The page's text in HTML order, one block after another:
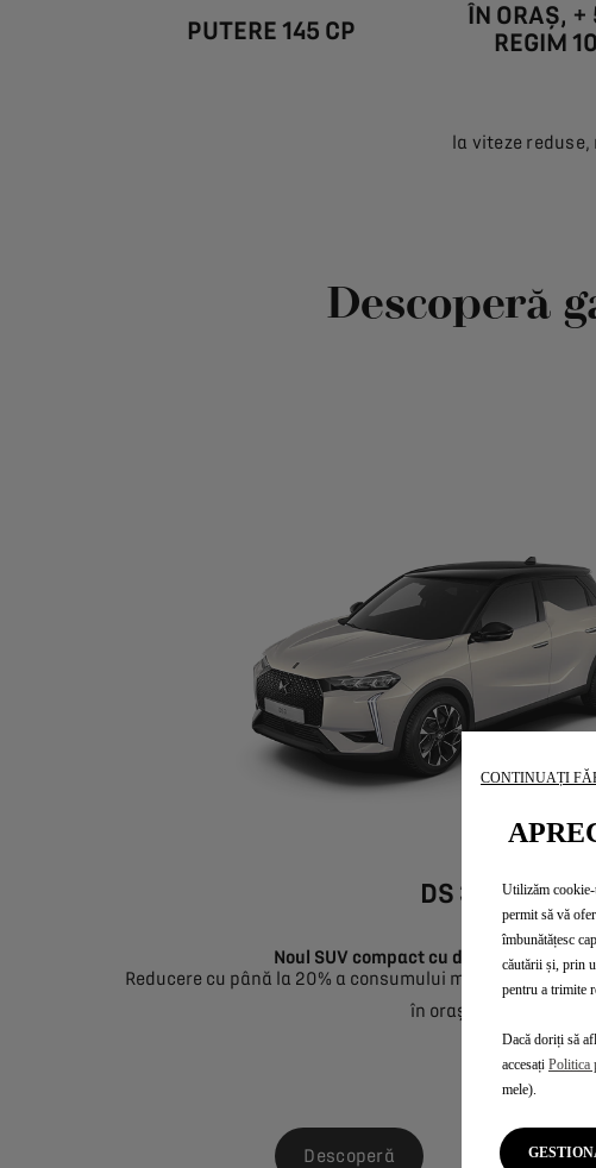
PUTERE 145 CP
ÎN ORAȘ,
REGIM
la viteze
Descoperă
DS 3
Noul SUV compact cu design
Reducere cu până la 20% a consumului mediu de
în oraș
În medie,
Descoperă Solicită o
CONTINUAȚI
Utilizăm cookie-
permit să vă
îmbunătățesc
căutării și, prin
pentru a trimite
Dacă doriți să
accesați Politica
mele).